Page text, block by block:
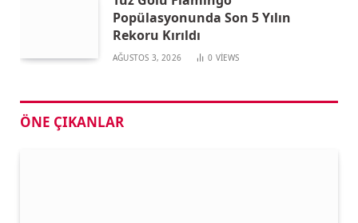
Popülasyonunda Son 5 Yılın
Rekoru Kırıldı
AĞUSTOS 3, 2026 0 VIEWS
ÖNE ÇIKANLAR